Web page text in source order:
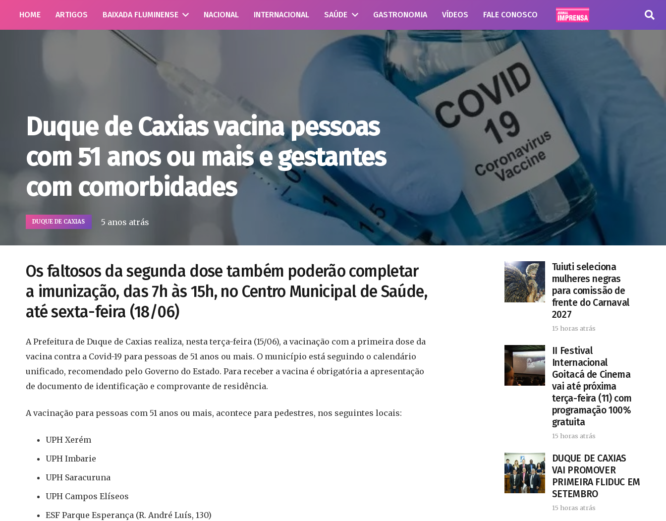
HOME ARTIGOS BAIXADA FLUMINENSE NACIONAL INTERNACIONAL SAÚDE GASTRONOMIA VÍDEOS FALE CONOSCO
Duque de Caxias vacina pessoas
com 51 anos ou mais e gestantes
com comorbidades
DUQUE DE CAXIAS 5 anos atrás
Os faltosos da segunda dose também poderão completar
a imunização, das 7h às 15h, no Centro Municipal de Saúde,
até sexta-feira (18/06)
A Prefeitura de Duque de Caxias realiza, nesta terça-feira (15/06), a vacinação com a primeira dose da
vacina contra a Covid-19 para pessoas de 51 anos ou mais. O município está seguindo o calendário
unificado, recomendado pelo Governo do Estado. Para receber a vacina é obrigatória a apresentação
de documento de identificação e comprovante de residência.
A vacinação para pessoas com 51 anos ou mais, acontece para pedestres, nos seguintes locais:
UPH Xerém
UPH Imbarie
UPH Saracuruna
UPH Campos Elíseos
ESF Parque Esperança (R. André Luís, 130)
Tuiuti seleciona
mulheres negras
para comissão de
frente do Carnaval
2027
15 horas atrás
II Festival
Internacional
Goitacá de Cinema
vai até próxima
terça-feira (11) com
programação 100%
gratuita
15 horas atrás
DUQUE DE CAXIAS
VAI PROMOVER
PRIMEIRA FLIDUC EM
SETEMBRO
15 horas atrás